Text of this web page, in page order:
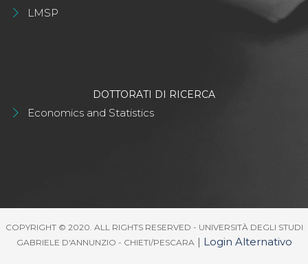
LMSP
DOTTORATI DI RICERCA
Economics and Statistics
COPYRIGHT © 2020. ALL RIGHTS RESERVED - UNIVERSITÀ DEGLI STUDI
GABRIELE D'ANNUNZIO - CHIETI/PESCARA| Login Alternativo